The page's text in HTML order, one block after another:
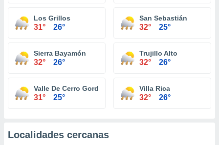
Los Grillos
31° 26°
San Sebastián
32° 25°
Sierra Bayamón
32° 26°
Trujillo Alto
32° 26°
Valle De Cerro Gordo
31° 25°
Villa Rica
32° 26°
Localidades cercanas